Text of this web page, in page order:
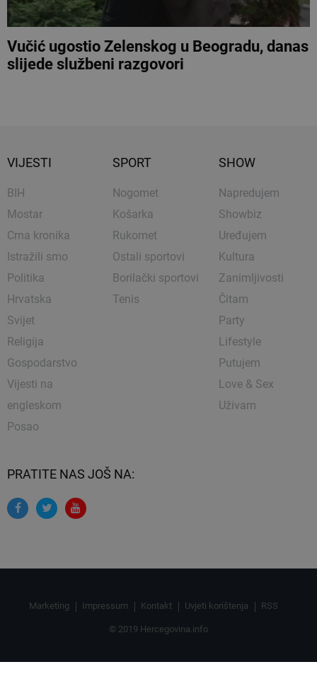
Vučić ugostio Zelenskog u Beogradu, danas
slijede službeni razgovori
VIJESTI
BIH
Mostar
Crna kronika
Istražili smo
Politika
Hrvatska
Svijet
Religija
Gospodarstvo
Vijesti na
engleskom
Posao
SPORT
Nogomet
Košarka
Rukomet
Ostali sportovi
Borilački sportovi
Tenis
SHOW
Napredujem
Showbiz
Uređujem
Kultura
Zanimljivosti
Čitam
Party
Lifestyle
Putujem
Love & Sex
Uživam
PRATITE NAS JOŠ NA:
Marketing Impressum Kontakt Uvjeti korištenja RSS
© 2019 Hercegovina.info